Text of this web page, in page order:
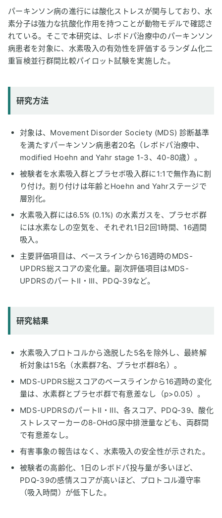
パーキンソン病の進行には酸化ストレスが関与しており、水
素分子は強力な抗酸化作用を持つことが動物モデルで確認さ
れている。そこで本研究は、レボドパ治療中のパーキンソン
病患者を対象に、水素吸入の有効性を評価するランダム化二
重盲検並行群間比較パイロット試験を実施した。
研究方法
対象は、Movement Disorder Society (MDS) 診断基準
を満たすパーキンソン病患者20名（レボドパ治療中、
modified Hoehn and Yahr stage 1-3、40-80歳）。
被験者を水素吸入群とプラセボ吸入群に1:1で無作為に割
り付け。割り付けは年齢とHoehn and Yahrステージで
層別化。
水素吸入群には6.5% (0.1%) の水素ガスを、プラセボ群
には水素なしの空気を、それぞれ1日2回1時間、16週間
吸入。
主要評価項目は、ベースラインから16週時のMDS-
UPDRS総スコアの変化量。副次評価項目はMDS-
UPDRSのパートII・III、PDQ-39など。
研究結果
水素吸入プロトコルから逸脱した5名を除外し、最終解
析対象は15名（水素群7名、プラセボ群8名）。
MDS-UPDRS総スコアのベースラインから16週時の変化
量は、水素群とプラセボ群で有意差なし（p>0.05）。
MDS-UPDRSのパートII・III、各スコア、PDQ-39、酸化
ストレスマーカーの8-OHdG尿中排泄量なども、両群間
で有意差なし。
有害事象の報告はなく、水素吸入の安全性が示された。
被験者の高齢化、1日のレボドパ投与量が多いほど、
PDQ-39の感情スコアが高いほど、プロトコル遵守率
（吸入時間）が低下した。